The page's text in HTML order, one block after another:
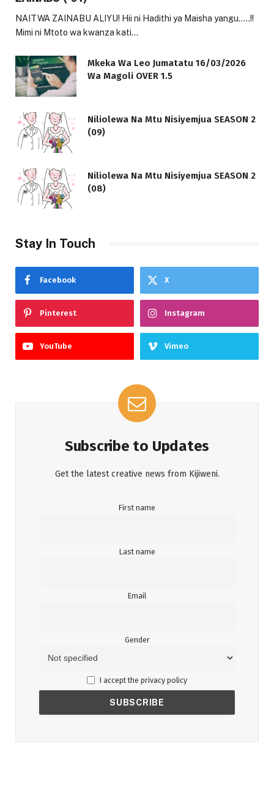
NAITWA ZAINABU ALIYU! Hii ni Hadithi ya Maisha yangu…..!!
Mimi ni Mtoto wa kwanza kati…
Mkeka Wa Leo Jumatatu 16/03/2026
Wa Magoli OVER 1.5
Niliolewa Na Mtu Nisiyemjua SEASON 2
(09)
Niliolewa Na Mtu Nisiyemjua SEASON 2
(08)
Stay In Touch
Facebook X
Pinterest Instagram
YouTube Vimeo
Subscribe to Updates
Get the latest creative news from Kijiweni.
First name
Last name
Email
Gender
I accept the privacy policy